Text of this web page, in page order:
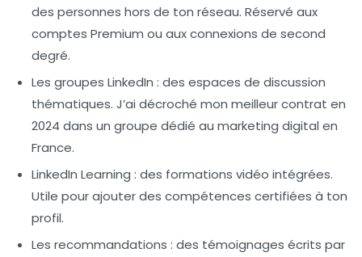
des personnes hors de ton réseau. Réservé aux
comptes Premium ou aux connexions de second
degré.
Les groupes LinkedIn : des espaces de discussion
thématiques. J’ai décroché mon meilleur contrat en
2024 dans un groupe dédié au marketing digital en
France.
LinkedIn Learning : des formations vidéo intégrées.
Utile pour ajouter des compétences certifiées à ton
profil.
Les recommandations : des témoignages écrits par